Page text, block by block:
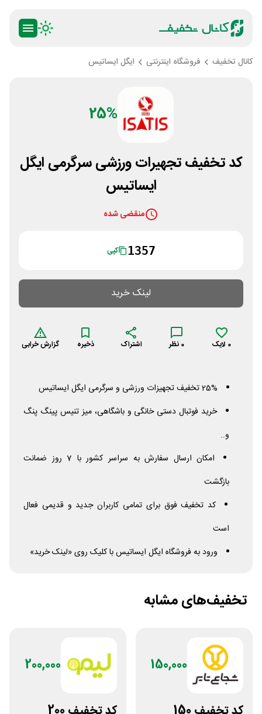
کانال تخفیف فروشگاه اینترنتی ایگل ایساتیس
25%
کد تخفیف تجهیرات ورزشی سرگرمی ایگل
ایساتیس
منقضی شده
1357 کپی
لینک خرید
0 لایک 0 نظر اشتراک ذخیره گزارش خرابی
25% تخفیف تجهیزات ورزشی و سرگرمی ایگل ایساتیس
خرید فوتبال دستی خانگی و باشگاهی، میز تنیس پینگ پنگ
و..
امکان ارسال سفارش به سراسر کشور با 7 روز ضمانت
بازگشت
کد تخفیف فوق برای تمامی کاربران جدید و قدیمی فعال
است
ورود به فروشگاه ایگل ایساتیس با کلیک روی «لینک خرید»
تخفیف‌های مشابه
150,000
200,000